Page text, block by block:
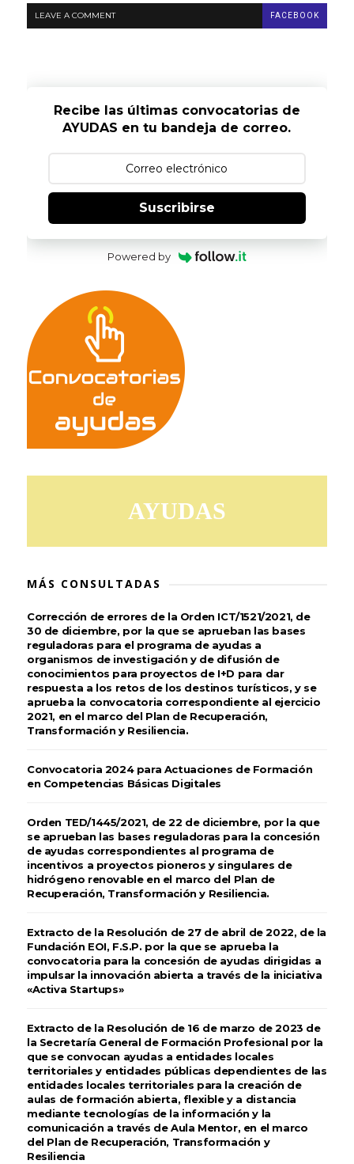
LEAVE A COMMENT FACEBOOK
Recibe las últimas convocatorias de
AYUDAS en tu bandeja de correo.
Suscribirse
Powered by
AYUDAS
MÁS CONSULTADAS
Corrección de errores de la Orden ICT/1521/2021, de
30 de diciembre, por la que se aprueban las bases
reguladoras para el programa de ayudas a
organismos de investigación y de difusión de
conocimientos para proyectos de I+D para dar
respuesta a los retos de los destinos turísticos, y se
aprueba la convocatoria correspondiente al ejercicio
2021, en el marco del Plan de Recuperación,
Transformación y Resiliencia.
Convocatoria 2024 para Actuaciones de Formación
en Competencias Básicas Digitales
Orden TED/1445/2021, de 22 de diciembre, por la que
se aprueban las bases reguladoras para la concesión
de ayudas correspondientes al programa de
incentivos a proyectos pioneros y singulares de
hidrógeno renovable en el marco del Plan de
Recuperación, Transformación y Resiliencia.
Extracto de la Resolución de 27 de abril de 2022, de la
Fundación EOI, F.S.P. por la que se aprueba la
convocatoria para la concesión de ayudas dirigidas a
impulsar la innovación abierta a través de la iniciativa
«Activa Startups»
Extracto de la Resolución de 16 de marzo de 2023 de
la Secretaría General de Formación Profesional por la
que se convocan ayudas a entidades locales
territoriales y entidades públicas dependientes de las
entidades locales territoriales para la creación de
aulas de formación abierta, flexible y a distancia
mediante tecnologías de la información y la
comunicación a través de Aula Mentor, en el marco
del Plan de Recuperación, Transformación y
Resiliencia